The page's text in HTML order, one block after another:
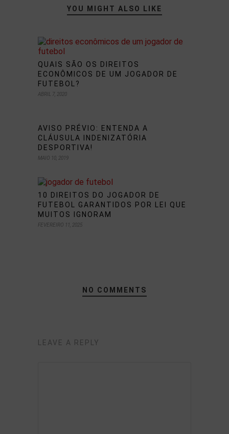
YOU MIGHT ALSO LIKE
QUAIS SÃO OS DIREITOS
ECONÔMICOS DE UM JOGADOR DE
FUTEBOL?
ABRIL 7, 2020
AVISO PRÉVIO: ENTENDA A
CLÁUSULA INDENIZATÓRIA
DESPORTIVA!
MAIO 10, 2019
10 DIREITOS DO JOGADOR DE
FUTEBOL GARANTIDOS POR LEI QUE
MUITOS IGNORAM
FEVEREIRO 11, 2025
NO COMMENTS
LEAVE A REPLY